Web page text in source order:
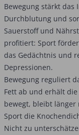
Bewegung stärkt das
Durchblutung und
Sauerstoff und
profitiert: Sport
das Gedächtnis und
Depressionen.
Bewegung reguliert
Fett ab und erhält
bewegt, bleibt
Sport die
Nicht zu